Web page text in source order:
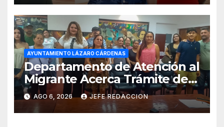
AYUNTAMIENTO LÁZARO CÁRDENAS
Departamento de Atención al
Migrante Acerca Trámite de
Pasaportes Estadounidenses
a Residentes de Lázaro
Cárdenas
AGO 6, 2026 JEFE REDACCION